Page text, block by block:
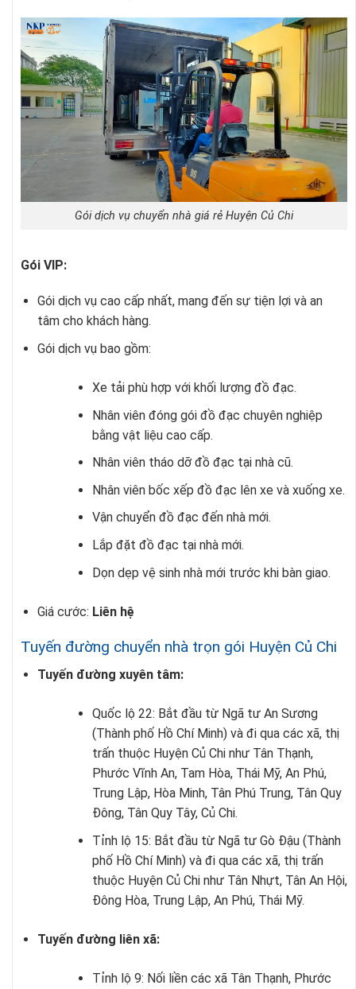
Gói dịch vụ chuyển nhà giá rẻ Huyện Củ Chi
Gói VIP:
Gói dịch vụ cao cấp nhất, mang đến sự tiện lợi và an
tâm cho khách hàng.
Gói dịch vụ bao gồm:
Xe tải phù hợp với khối lượng đồ đạc.
Nhân viên đóng gói đồ đạc chuyên nghiệp
bằng vật liệu cao cấp.
Nhân viên tháo dỡ đồ đạc tại nhà cũ.
Nhân viên bốc xếp đồ đạc lên xe và xuống xe.
Vận chuyển đồ đạc đến nhà mới.
Lắp đặt đồ đạc tại nhà mới.
Dọn dẹp vệ sinh nhà mới trước khi bàn giao.
Giá cước: Liên hệ
Tuyến đường chuyển nhà trọn gói Huyện Củ Chi
Tuyến đường xuyên tâm:
Quốc lộ 22: Bắt đầu từ Ngã tư An Sương
(Thành phố Hồ Chí Minh) và đi qua các xã, thị
trấn thuộc Huyện Củ Chi như Tân Thạnh,
Phước Vĩnh An, Tam Hòa, Thái Mỹ, An Phú,
Trung Lập, Hòa Minh, Tân Phú Trung, Tân Quy
Đông, Tân Quy Tây, Củ Chi.
Tỉnh lộ 15: Bắt đầu từ Ngã tư Gò Đậu (Thành
phố Hồ Chí Minh) và đi qua các xã, thị trấn
thuộc Huyện Củ Chi như Tân Nhựt, Tân An Hội,
Đông Hòa, Trung Lập, An Phú, Thái Mỹ.
Tuyến đường liên xã:
Tỉnh lộ 9: Nối liền các xã Tân Thạnh, Phước